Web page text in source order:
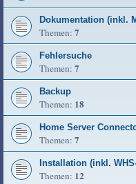
Dokumentation (inkl.
Themen: 7
Fehlersuche
Themen: 7
Backup
Themen: 18
Home Server
Themen: 7
Installation (inkl.
Themen: 12